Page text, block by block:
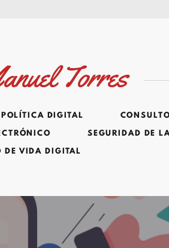
Torres
POLÍTICA DIGITAL
SEGURIDAD DE
DE VIDA DIGITAL